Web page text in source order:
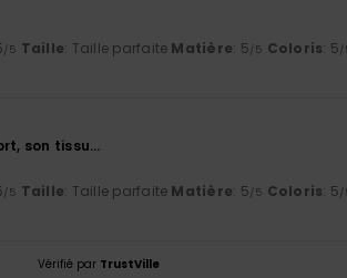
/5 Taille: Taille parfaite Matière: 5/5 Coloris: 5/
son tissu…
/5 Taille: Taille parfaite Matière: 5/5 Coloris: 5/
Vérifié par TrustVille